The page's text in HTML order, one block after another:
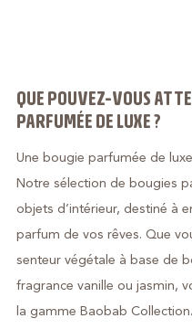
QUE POUVEZ-VOUS
PARFUMÉE DE LUXE ?
Une bougie parfumée de
Notre sélection de bougies
objets d’intérieur, destiné à
parfum de vos rêves. Que
senteur végétale à base de
fragrance vanille ou jasmin,
la gamme Baobab Collection.